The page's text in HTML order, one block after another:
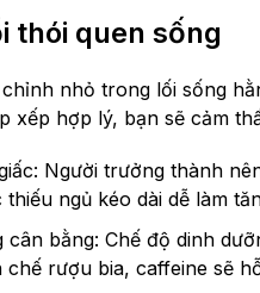
thói quen sống
nhỏ trong lối sống
xếp hợp lý, bạn sẽ cảm
Người trưởng thành
thiếu ngủ kéo dài dễ làm
cân bằng: Chế độ dinh
chế rượu bia, caffeine sẽ